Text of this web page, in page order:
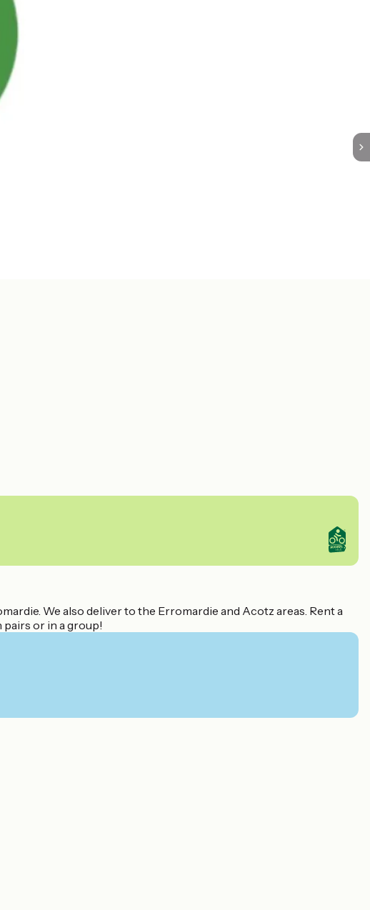
We also deliver to the Erromardie and Acotz areas. Rent a
pairs or in a group!